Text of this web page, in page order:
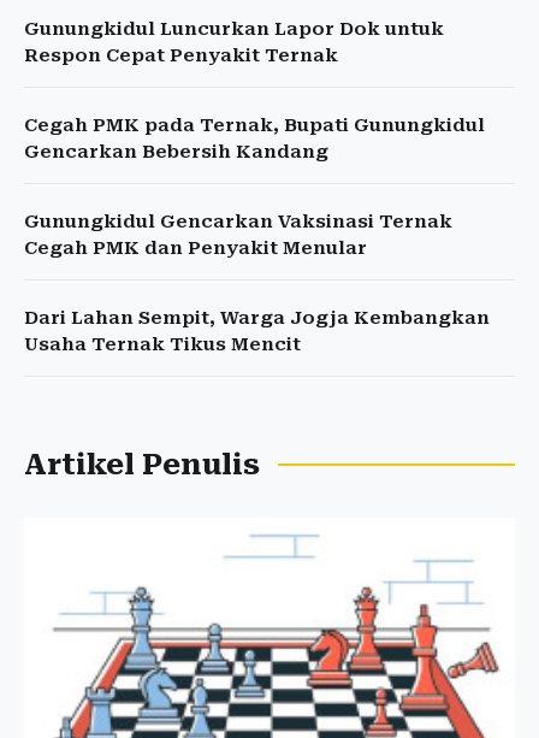
Gunungkidul Luncurkan Lapor Dok untuk
Respon Cepat Penyakit Ternak
Cegah PMK pada Ternak, Bupati Gunungkidul
Gencarkan Bebersih Kandang
Gunungkidul Gencarkan Vaksinasi Ternak
Cegah PMK dan Penyakit Menular
Dari Lahan Sempit, Warga Jogja Kembangkan
Usaha Ternak Tikus Mencit
Artikel Penulis